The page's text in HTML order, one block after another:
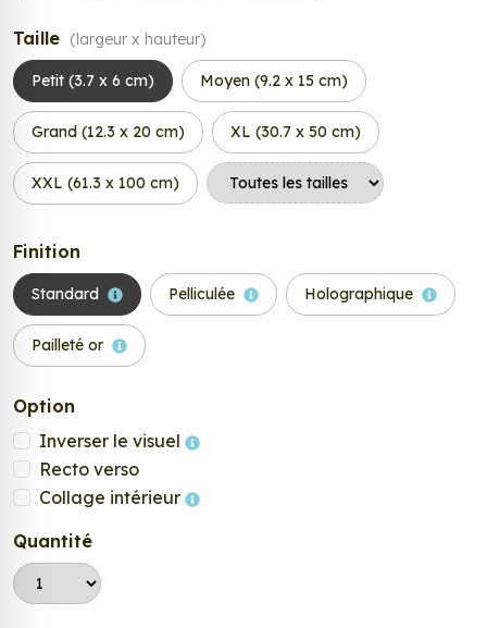
Taille (largeur x hauteur)
Petit (3.7 x 6 cm) Moyen (9.2 x 15 cm)
Grand (12.3 x 20 cm) XL (30.7 x 50 cm)
XXL (61.3 x 100 cm)
Finition
Standard Pelliculée Holographique
Pailleté or
Option
Inverser le visuel
Recto verso
Collage intérieur
Quantité